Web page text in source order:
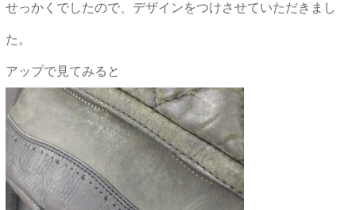
せっかくでしたので、デザインをつけさせていただきまし
た。
アップで見てみると